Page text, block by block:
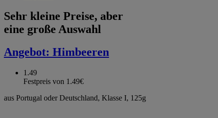
Sehr kleine Preise, aber
eine große Auswahl
Angebot: Himbeeren
1.49
Festpreis von 1.49€
aus Portugal oder Deutschland, Klasse I, 125g